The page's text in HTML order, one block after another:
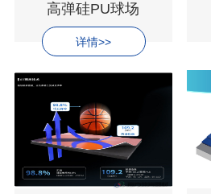
高弹硅PU球场
详情>>